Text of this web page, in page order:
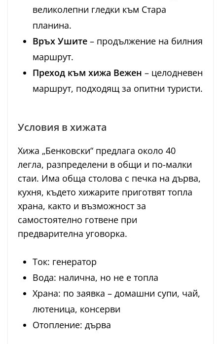
великолепни гледки към Стара
планина.
Връх Ушите – продължение на билния
маршрут.
Преход към хижа Вежен – целодневен
маршрут, подходящ за опитни туристи.
Условия в хижата
Хижа „Бенковски“ предлага около 40
легла, разпределени в общи и по-малки
стаи. Има обща столова с печка на дърва,
кухня, където хижарите приготвят топла
храна, както и възможност за
самостоятелно готвене при
предварителна уговорка.
Ток: генератор
Вода: налична, но не е топла
Храна: по заявка – домашни супи, чай,
лютеница, консерви
Отопление: дърва